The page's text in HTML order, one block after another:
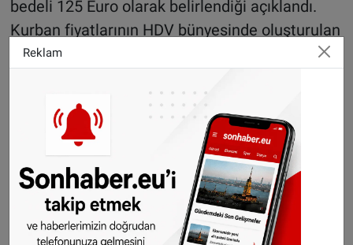
bedeli 125 Euro olarak belirlendiği açıklandı.
Kurban fiyatlarının HDV bünyesinde oluşturulan
komisyon ile kurban kesilecek ülkelerdeki
Sohbet havasında geçen bilgilendirme gününde
Turgay Ergezen geçen yıl Hollanda’da 30 bin
olarak gerçekleşen vekâletle kurban kesiminin
bu yıl için 50 olmasını hedeflediklerini, bu
hedefe ulaşmak için basın mensuplarının
Reklam